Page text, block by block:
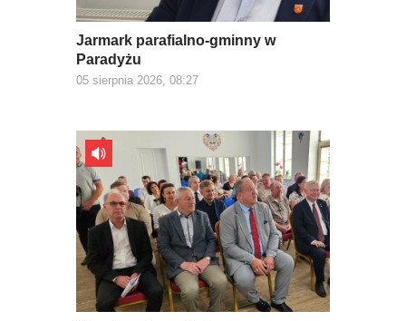
Jarmark parafialno-gminny w
Paradyżu
05 sierpnia 2026, 08:27